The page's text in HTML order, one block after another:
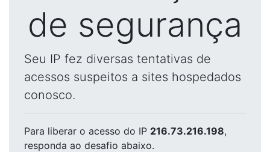
de segurança
Seu IP fez diversas tentativas de
acessos suspeitos a sites hospedados
conosco.
Para liberar o acesso do IP 216.73.216.198,
responda ao desafio abaixo.